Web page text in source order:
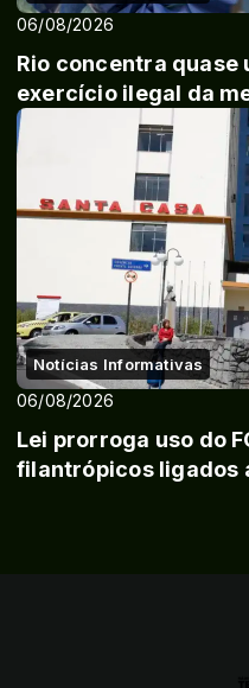
06/08/2026
Rio concentra quase
exercício ilegal da
Notícias Informativas
06/08/2026
Lei prorroga uso do
filantrópicos ligados